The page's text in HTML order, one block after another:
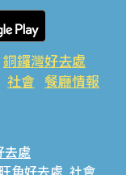
銅鑼灣好去處
社會 餐廳情報
去處
旺角好去處 社會